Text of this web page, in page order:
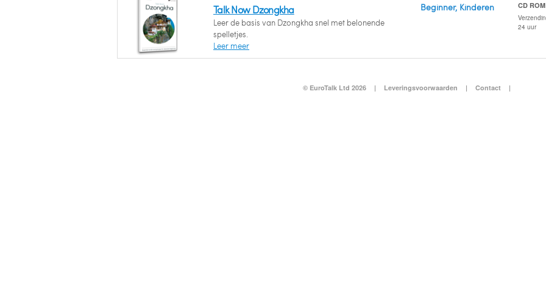
Talk Now Dzongkha
Leer de basis van Dzongkha snel met belonende
spelletjes.
Leer meer
Beginner, Kinderen CD ROM
24 uur
© EuroTalk Ltd 2026 | Leveringsvoorwaarden | Contact |